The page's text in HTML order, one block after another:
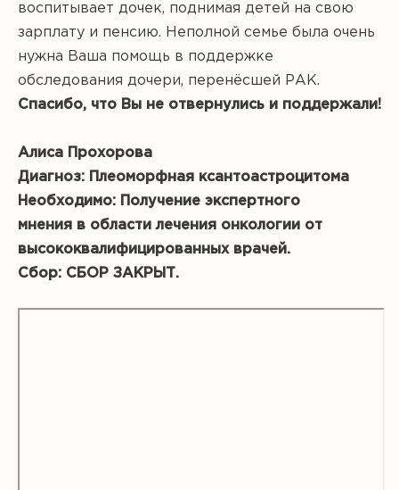
воспитывает дочек, поднимая детей на свою
зарплату и пенсию. Неполной семье была очень
нужна Ваша помощь в поддержке
обследования дочери, перенёсшей РАК.
Спасибо, что Вы не отвернулись и поддержали!
Алиса Прохорова
Диагноз: Плеоморфная ксантоастроцитома
Необходимо: Получение экспертного
мнения в области лечения онкологии от
высококвалифицированных врачей.
Сбор: СБОР ЗАКРЫТ.